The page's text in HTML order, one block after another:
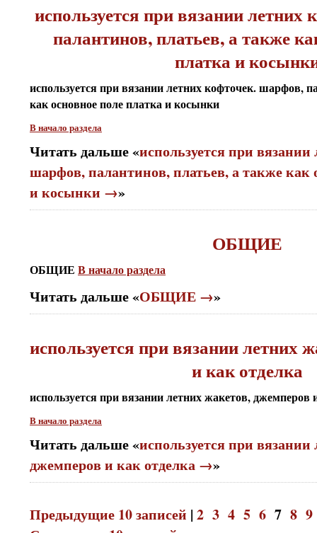
используется при вязании
палантинов, платьев, а также
платка и
используется при вязании летних кофточек. шарфов,
как основное поле платка и косынки
В начало раздела
Читать дальше «используется при
шарфов, палантинов, платьев, а также как
и косынки →»
ОБЩИЕ
ОБЩИЕ В начало раздела
Читать дальше «ОБЩИЕ →»
используется при вязании летних
и как отделка
используется при вязании летних жакетов, джемперов
В начало раздела
Читать дальше «используется при
джемперов и как отделка →»
Предыдущие 10 записей | 2 3 4 5 6 7 8 9